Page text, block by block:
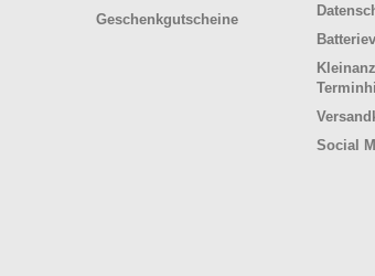
Geschenkgutscheine
Social